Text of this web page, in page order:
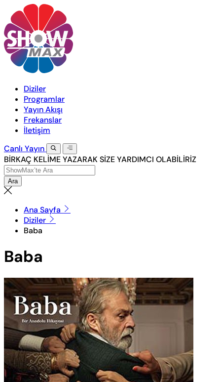
Diziler
Programlar
Yayın Akışı
Frekanslar
İletişim
Canlı Yayın
BİRKAÇ KELİME YAZARAK SİZE YARDIMCI OLABİLİRİZ
Ara
Ana Sayfa
Diziler
Baba
Baba